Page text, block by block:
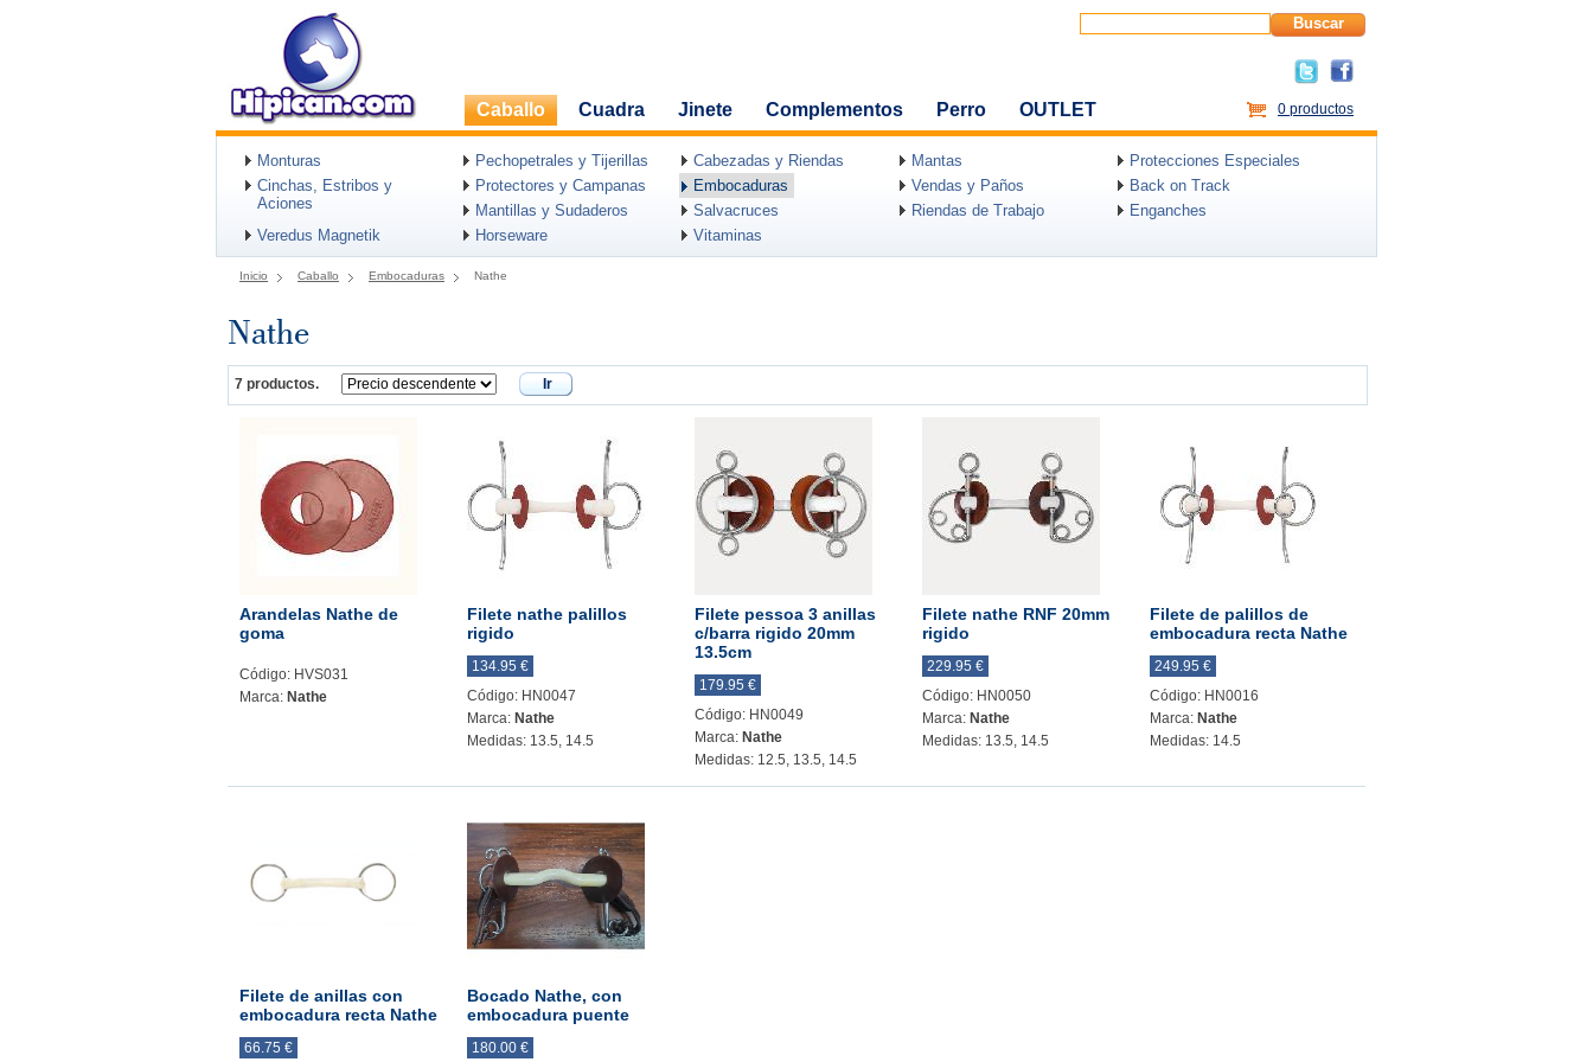
Buscar
Caballo Cuadra Jinete Complementos Perro OUTLET 0 productos
Monturas Pechopetrales y Tijerillas Cabezadas y Riendas Mantas
Protecciones Especiales
Cinchas, Estribos y
Aciones
Protectores y Campanas Embocaduras Vendas y Paños
Back on Track
Mantillas y Sudaderos
Salvacruces Riendas de Trabajo
Enganches
Veredus Magnetik
Horseware Vitaminas
Inicio Caballo Embocaduras Nathe
Nathe
7 productos. Ir
Arandelas Nathe de
goma
Código: HVS031
Marca: Nathe
Filete nathe palillos
rigido
134.95 €
Código: HN0047
Marca: Nathe
Medidas: 13.5, 14.5
Filete pessoa 3 anillas
c/barra rigido 20mm
13.5cm
179.95 €
Código: HN0049
Marca: Nathe
Medidas: 12.5, 13.5, 14.5
Filete nathe RNF 20mm
rigido
229.95 €
Código: HN0050
Marca: Nathe
Medidas: 13.5, 14.5
Filete de palillos de
embocadura recta Nathe
249.95 €
Código: HN0016
Marca: Nathe
Medidas: 14.5
Filete de anillas con
embocadura recta Nathe
66.75 €
Bocado Nathe, con
embocadura puente
180.00 €